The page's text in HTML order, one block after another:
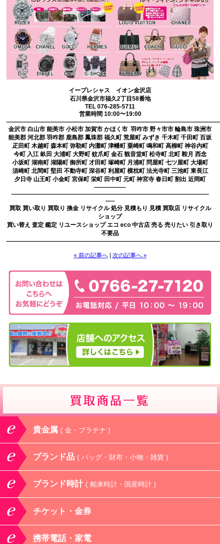
イープレシャス イオン金沢店
石川県金沢市福久2丁目58番地
TEL 076-285-5711
営業時間 10:00〜19:00
金沢市 白山市 能美市 小松市 加賀市 かほく市 羽咋市 野々市市 輪島市 珠洲市
能美郡 河北郡 羽咋郡 鹿島郡 鳳珠郡 福久町 荒屋町 みずき 千木町 千田町 百坂
疋田町 木越町 森本町 弥勒町 内灘町 津幡町 粟崎町 鳴和町 高柳町 神谷内町
今町 入江 畝田 大浦町 大野町 蚊爪町 金石 観音堂町 松寺町 北町 鞍月 西念
小坂町 湖南町 湖陽町 御所町 才田町 塚崎町 月浦町 問屋町 七ツ屋町 大場町
須崎町 北間町 堅田 不動寺町 深谷町 利屋町 横枕町 法光寺町 三池町 東長江
夕日寺 山王町 小金町 宮保町 栄町 田中町 元町 神宮寺 春日町 割出 近岡町
—————-
—————————————————————————————————–
—–
買取 買い取り 買取り 換金 リサイクル 処分 見積もり 見積 買取店 リサイクル
ショップ
買い替え 査定 鑑定 リユースショップ エコ eco 中古店 売る 売りたい 引き取り
不要品
« 前の記事へ| 次の記事へ »
貴金属 ( 金・プラチナ )
ブランド品 ( バッグ・財布・小物・雑貨 )
ブランド時計 ( 舶来時計・国産時計 )
チケット・金券
携帯電話・家電